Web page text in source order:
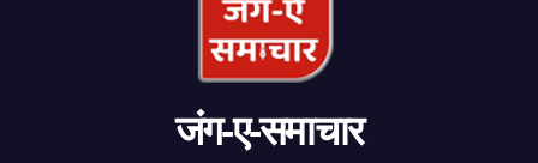
जंग-ए-समाचार